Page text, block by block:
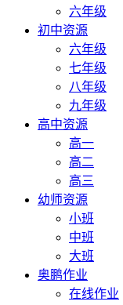
六年级
初中资源
六年级
七年级
八年级
九年级
高中资源
高一
高二
高三
幼师资源
小班
中班
大班
奥鹏作业
在线作业